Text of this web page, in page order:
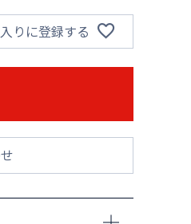
りに登録する